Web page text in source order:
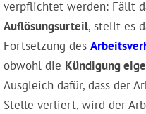
verpflichtet werden: Fällt
Auflösungsurteil, stellt es
Fortsetzung des
obwohl die Kündigung
Ausgleich dafür, dass der
Stelle verliert, wird der